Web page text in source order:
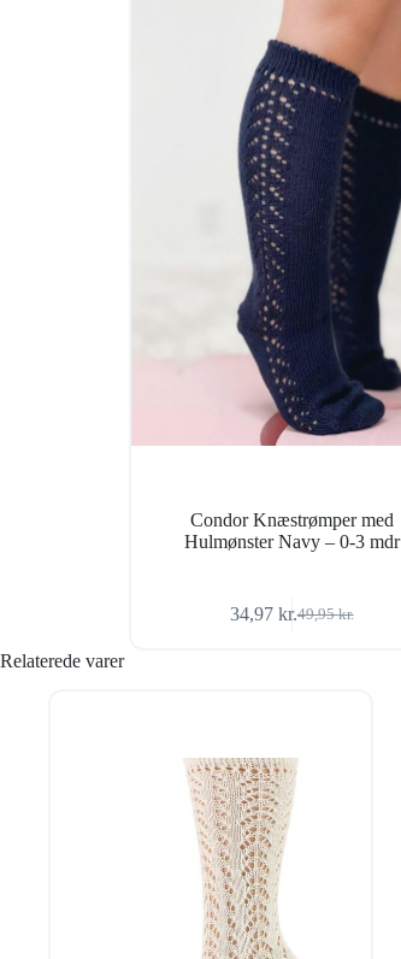
Condor Knæstrømper med
Hulmønster Navy – 0-3 mdr
49,95kr.
Den
34,97 kr.Den
Relaterede varer